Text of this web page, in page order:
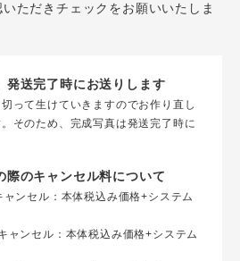
ただきチェックをお願いいたしま
発送完了時にお送りします
って生けていきますのでお作り直し
そのため、完成写真は発送完了時に
際のキャンセル料について
ンセル：本体税込み価格+システム
ャンセル：本体税込み価格+システム